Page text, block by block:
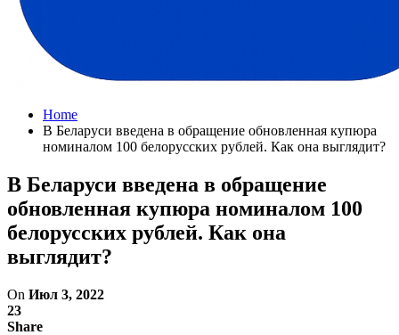
Home
В Беларуси введена в обращение обновленная купюра
номиналом 100 белорусских рублей. Как она выглядит?
В Беларуси введена в обращение
обновленная купюра номиналом 100
белорусских рублей. Как она
выглядит?
On Июл 3, 2022
23
Share